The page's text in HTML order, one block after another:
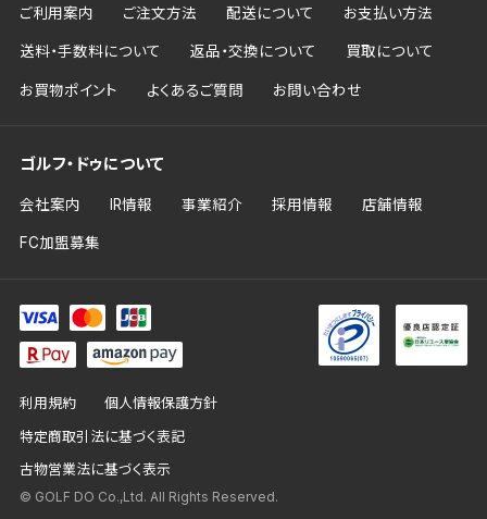
ご利用案内 ご注文方法 配送について お支払い方法
送料・手数料について 返品・交換について 買取について
お買物ポイント よくあるご質問 お問い合わせ
ゴルフ・ドゥについて
会社案内 IR情報 事業紹介 採用情報 店舗情報
FC加盟募集
利用規約 個人情報保護方針
特定商取引法に基づく表記
古物営業法に基づく表示
© GOLF DO Co.,Ltd. All Rights Reserved.